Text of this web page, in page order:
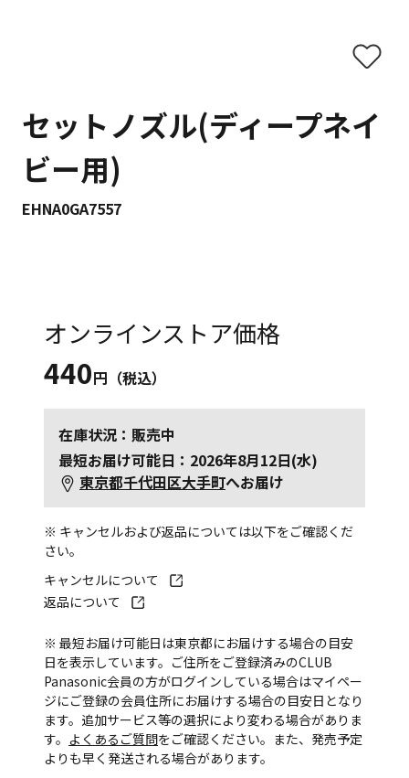
セットノズル(ディープネイ
ビー用)
EHNA0GA7557
オンラインストア価格
440円（税込）
在庫状況：販売中
最短お届け可能日：2026年8月12日(水)
東京都千代田区大手町へお届け
※ キャンセルおよび返品については以下をご確認くだ
さい。
キャンセルについて
返品について
※ 最短お届け可能日は東京都にお届けする場合の目安
日を表示しています。ご住所をご登録済みのCLUB
Panasonic会員の方がログインしている場合はマイペー
ジにご登録の会員住所にお届けする場合の目安日となり
ます。追加サービス等の選択により変わる場合がありま
す。 よくあるご質問をご確認ください。また、発売予定
よりも早く発送される場合があります。